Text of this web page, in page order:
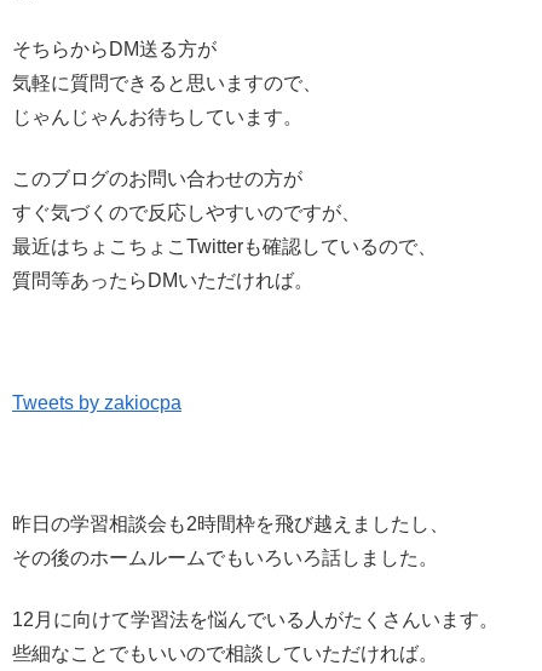
そちらからDM送る方が
気軽に質問できると思いますので、
じゃんじゃんお待ちしています。
このブログのお問い合わせの方が
すぐ気づくので反応しやすいのですが、
最近はちょこちょこTwitterも確認しているので、
質問等あったらDMいただければ。
Tweets by zakiocpa
昨日の学習相談会も2時間枠を飛び越えましたし、
その後のホームルームでもいろいろ話しました。
12月に向けて学習法を悩んでいる人がたくさんいます。
些細なことでもいいので相談していただければ。